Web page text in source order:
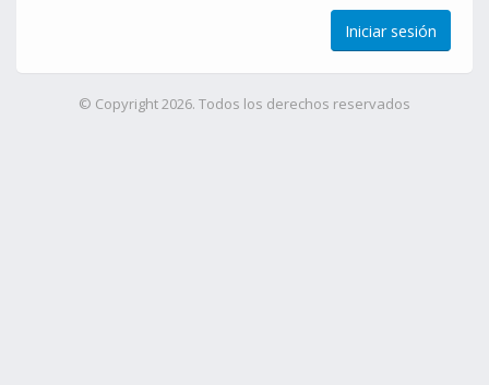
Iniciar sesión
© Copyright 2026. Todos los derechos reservados